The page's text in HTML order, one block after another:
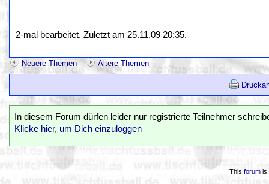
2-mal bearbeitet. Zuletzt am 25.11.09 20:35.
Neuere Themen Ältere Themen
In diesem Forum dürfen leider nur registrierte Teilnehmer
Klicke hier, um Dich einzuloggen
This forumis